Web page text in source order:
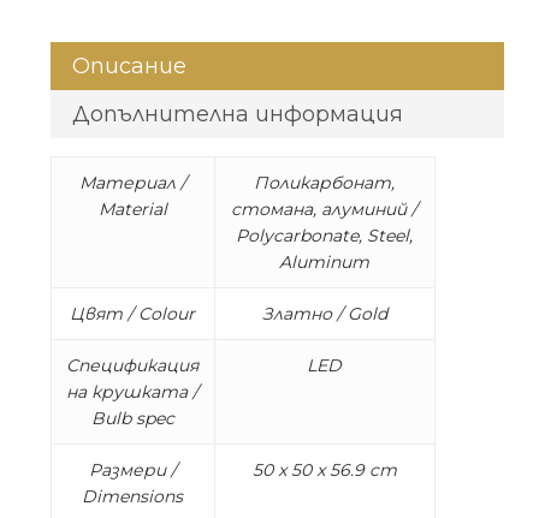
Описание
Допълнителна информация
Материал /
Material
Поликарбонат,
стомана, алуминий /
Polycarbonate, Steel,
Aluminum
Цвят / Colour Златно / Gold
Спецификация
на крушката /
Bulb spec
LED
Размери /
Dimensions
50 x 50 x 56.9 cm